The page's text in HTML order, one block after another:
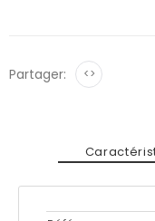
Partager: <>